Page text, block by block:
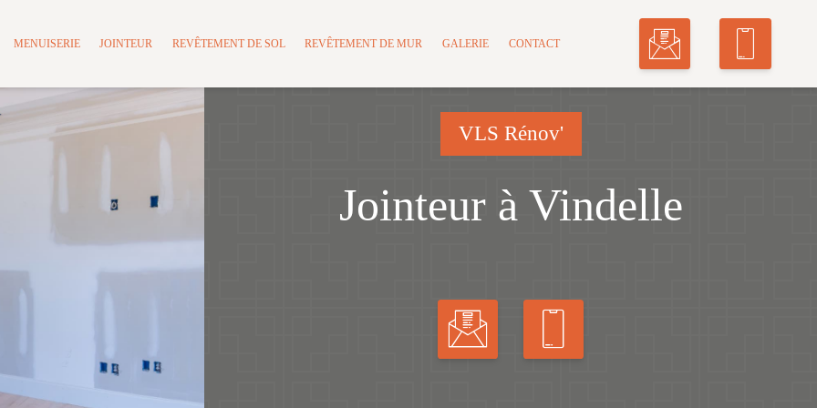
MENUISERIE JOINTEUR REVÊTEMENT DE SOL REVÊTEMENT DE MUR GALERIE CONTACT
VLS Rénov'
Jointeur à Vindelle